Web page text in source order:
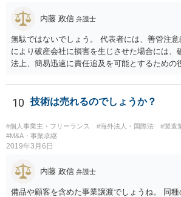
内藤 政信 弁護士
無駄ではないでしょう。 代表者には、善管注
により破産会社に損害を生じさせた場合には、
法上、簡易迅速に責任追及を可能とするための
10 技術は売れるのでしょうか？
#個人事業主・フリーランス #海外法人・国際法 #製造
#M&A・事業承継
2019年3月6日
内藤 政信 弁護士
備品や顧客を含めた事業譲渡でしょうね。 同